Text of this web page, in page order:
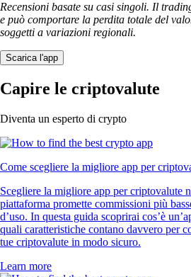
Recensioni basate su casi singoli. Il
e può comportare la perdita totale del
soggetti a variazioni regionali.
Scarica l'app
Capire le criptovalute
Diventa un esperto di crypto
Come scegliere la migliore app per
Scegliere la migliore app per criptovalute
piattaforma promette commissioni più
d’uso. In questa guida scoprirai cos’è
quali caratteristiche contano davvero per
tue criptovalute in modo sicuro.
Learn more